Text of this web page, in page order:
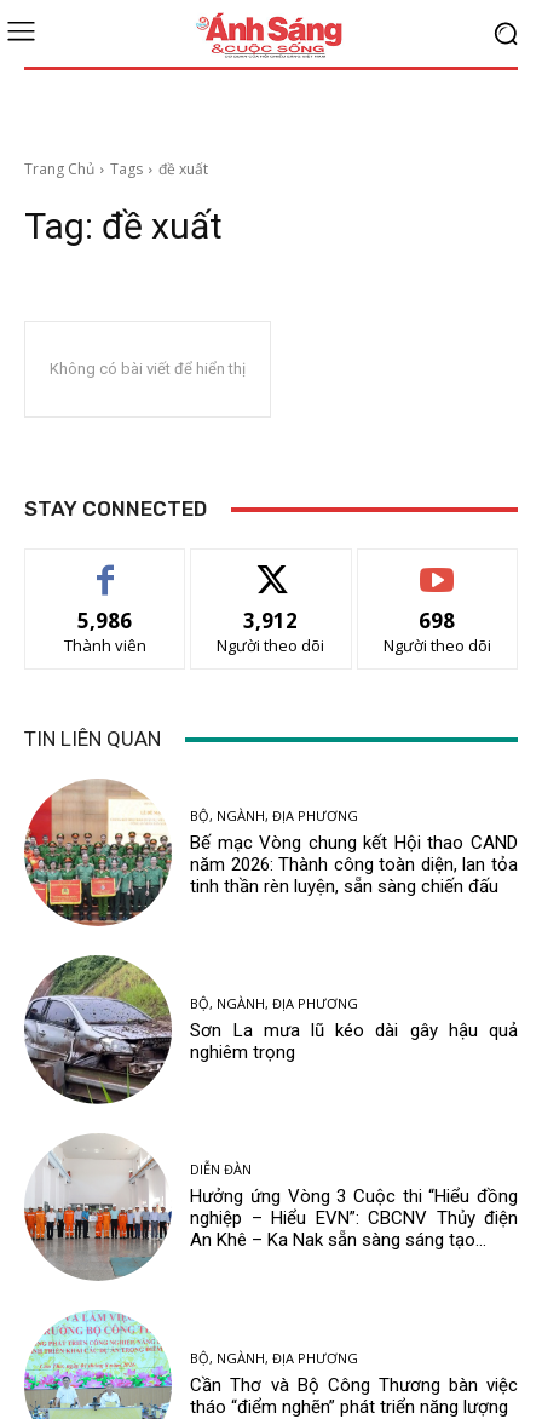
Trang Chủ Tags đề xuất
Tag: đề xuất
Không có bài viết để hiển thị
STAY CONNECTED
5,986
Thành viên
3,912
Người theo dõi
698
Người theo dõi
TIN LIÊN QUAN
BỘ, NGÀNH, ĐỊA PHƯƠNG
Bế mạc Vòng chung kết Hội thao CAND
năm 2026: Thành công toàn diện, lan tỏa
tinh thần rèn luyện, sẵn sàng chiến đấu
BỘ, NGÀNH, ĐỊA PHƯƠNG
Sơn La mưa lũ kéo dài gây hậu quả
nghiêm trọng
DIỄN ĐÀN
Hưởng ứng Vòng 3 Cuộc thi “Hiểu đồng
nghiệp – Hiểu EVN”: CBCNV Thủy điện
An Khê – Ka Nak sẵn sàng sáng tạo...
BỘ, NGÀNH, ĐỊA PHƯƠNG
Cần Thơ và Bộ Công Thương bàn việc
tháo “điểm nghẽn” phát triển năng lượng